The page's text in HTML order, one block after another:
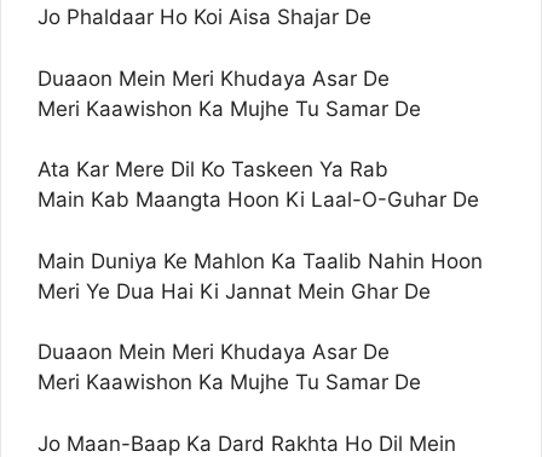
Jo Phaldaar Ho Koi Aisa Shajar De
Duaaon Mein Meri Khudaya Asar De
Meri Kaawishon Ka Mujhe Tu Samar De
Ata Kar Mere Dil Ko Taskeen Ya Rab
Main Kab Maangta Hoon Ki Laal-O-Guhar De
Main Duniya Ke Mahlon Ka Taalib Nahin Hoon
Meri Ye Dua Hai Ki Jannat Mein Ghar De
Duaaon Mein Meri Khudaya Asar De
Meri Kaawishon Ka Mujhe Tu Samar De
Jo Maan-Baap Ka Dard Rakhta Ho Dil Mein